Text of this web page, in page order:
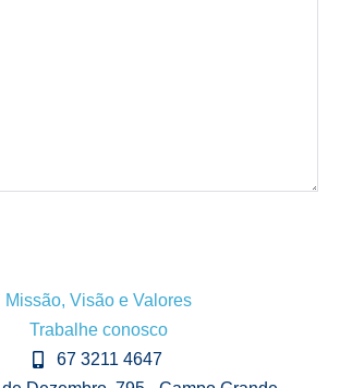
Missão, Visão e Valores
Trabalhe conosco
67 3211 4647